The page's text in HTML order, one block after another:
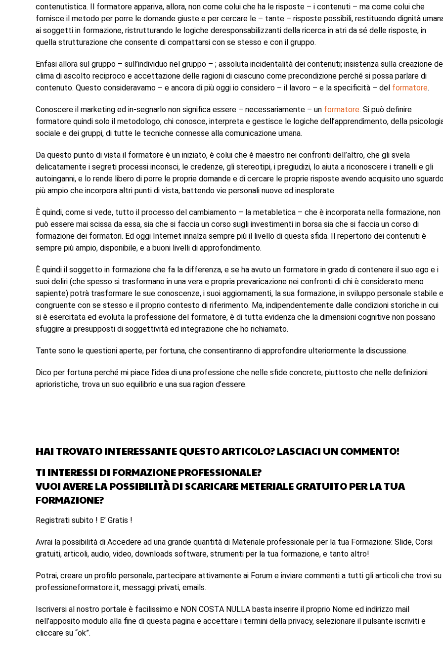
contenutistica. Il formatore appariva, allora, non come colui che ha le risposte – i contenuti – ma come colui che
fornisce il metodo per porre le domande giuste e per cercare le – tante – risposte possibili, restituendo dignità
ai soggetti in formazione, ristrutturando le logiche deresponsabilizzanti della ricerca in atri da sé delle risposte, in
quella strutturazione che consente di compattarsi con se stesso e con il gruppo.
Enfasi allora sul gruppo – sull’individuo nel gruppo – ; assoluta incidentalità dei contenuti; insistenza sulla creazione
clima di ascolto reciproco e accettazione delle ragioni di ciascuno come precondizione perché si possa parlare di
contenuto. Questo consideravamo – e ancora di più oggi io considero – il lavoro – e la specificità – del formatore.
Conoscere il marketing ed in-segnarlo non significa essere – necessariamente – un formatore. Si può definire
formatore quindi solo il metodologo, chi conosce, interpreta e gestisce le logiche dell’apprendimento, della
sociale e dei gruppi, di tutte le tecniche connesse alla comunicazione umana.
Da questo punto di vista il formatore è un iniziato, è colui che è maestro nei confronti dell’altro, che gli svela
delicatamente i segreti processi inconsci, le credenze, gli stereotipi, i pregiudizi, lo aiuta a riconoscere i tranelli e gli
autoinganni, e lo rende libero di porre le proprie domande e di cercare le proprie risposte avendo acquisito uno
più ampio che incorpora altri punti di vista, battendo vie personali nuove ed inesplorate.
È quindi, come si vede, tutto il processo del cambiamento – la metabletica – che è incorporata nella formazione, non
può essere mai scissa da essa, sia che si faccia un corso sugli investimenti in borsa sia che si faccia un corso di
formazione dei formatori. Ed oggi Internet innalza sempre più il livello di questa sfida. Il repertorio dei contenuti è
sempre più ampio, disponibile, e a buoni livelli di approfondimento.
È quindi il soggetto in formazione che fa la differenza, e se ha avuto un formatore in grado di contenere il suo ego e i
suoi deliri (che spesso si trasformano in una vera e propria prevaricazione nei confronti di chi è considerato meno
sapiente) potrà trasformare le sue conoscenze, i suoi aggiornamenti, la sua formazione, in sviluppo personale stabile e
congruente con se stesso e il proprio contesto di riferimento. Ma, indipendentemente dalle condizioni storiche in cui
si è esercitata ed evoluta la professione del formatore, è di tutta evidenza che la dimensioni cognitive non possano
sfuggire ai presupposti di soggettività ed integrazione che ho richiamato.
Tante sono le questioni aperte, per fortuna, che consentiranno di approfondire ulteriormente la discussione.
Dico per fortuna perché mi piace l’idea di una professione che nelle sfide concrete, piuttosto che nelle definizioni
aprioristiche, trova un suo equilibrio e una sua ragion d’essere.
HAI TROVATO INTERESSANTE QUESTO ARTICOLO? LASCIACI UN COMMENTO!
TI INTERESSI DI FORMAZIONE PROFESSIONALE?
VUOI AVERE LA POSSIBILITÀ DI SCARICARE METERIALE GRATUITO PER LA TUA
FORMAZIONE?
Registrati subito ! E’ Gratis !
Avrai la possibilità di Accedere ad una grande quantità di Materiale professionale per la tua Formazione: Slide, Corsi
gratuiti, articoli, audio, video, downloads software, strumenti per la tua formazione, e tanto altro!
Potrai, creare un profilo personale, partecipare attivamente ai Forum e inviare commenti a tutti gli articoli che trovi su
professioneformatore.it, messaggi privati, emails.
Iscriversi al nostro portale è facilissimo e NON COSTA NULLA basta inserire il proprio Nome ed indirizzo mail
nell’apposito modulo alla fine di questa pagina e accettare i termini della privacy, selezionare il pulsante iscriviti e
cliccare su “ok”.